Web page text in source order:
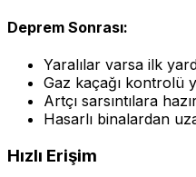
Deprem Sonrası:
Yaralılar varsa ilk
Gaz kaçağı kontrolü
Artçı sarsıntılara
Hasarlı binalardan
Hızlı Erişim